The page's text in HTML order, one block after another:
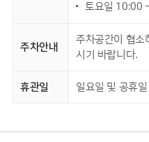
토요일 10:00
주차안내
주차공간이 협소
시기 바랍니다.
휴관일 일요일 및 공휴일